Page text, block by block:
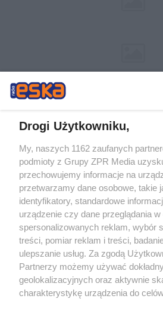
Żaden utwór zamieszczony w serwisie nie
rozpowszechniany lub dalej
tym także elektroniczny lub mechaniczny)
eksploatacji w jakiejkolwiek formie, włącznie
Internecie bez pisemnej zgody właściciela
wykorzystanie utworów w całości lub w
tzn. bez właściwej zgody, jest zabronione
ścigane prawnie.
Drogi Użytkowniku,
My, naszych 1162 zaufanych
podmioty z Grupy ZPR Media
przechowujemy informacje na
przetwarzamy dane osobowe, takie
identyfikatory, standardowe
urządzenie czy dane przeglądania
spersonalizowanych reklam, wybór
treści, pomiar reklam i treści,
ulepszanie usług. Za zgodą
Partnerzy możemy używać
geolokalizacyjnych oraz aktywnie
charakterystykę urządzenia do